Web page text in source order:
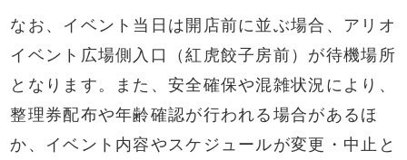
なお、イベント当日は開店前に並ぶ場合、アリオ
イベント広場側入口（紅虎餃子房前）が待機場所
となります。また、安全確保や混雑状況により、
整理券配布や年齢確認が行われる場合があるほ
か、イベント内容やスケジュールが変更・中止と